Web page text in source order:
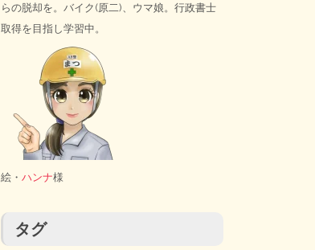
らの脱却を。バイク(原二)、ウマ娘。行政書士
取得を目指し学習中。
絵・ ハンナ様
タグ